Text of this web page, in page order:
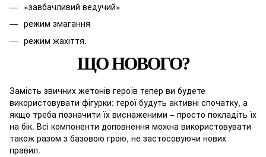
«завбачливий ведучий»
режим змагання
режим жахіття.
ЩО НОВОГО?
Замість звичних жетонів героїв тепер ви будете
використовувати фігурки: герої будуть активні спочатку, а
якщо треба позначити їх виснаженими – просто покладіть їх
на бік. Всі компоненти доповнення можна використовувати
також разом з базовою грою, не застосовуючи нових
правил.